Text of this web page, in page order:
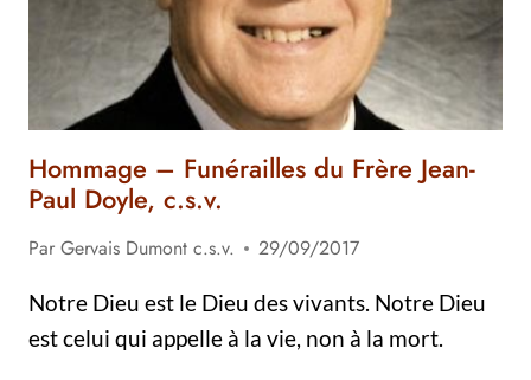
Hommage – Funérailles du Frère Jean-
Paul Doyle, c.s.v.
Par Gervais Dumont c.s.v.
29/09/2017
Notre Dieu est le Dieu des vivants. Notre Dieu
est celui qui appelle à la vie, non à la mort.